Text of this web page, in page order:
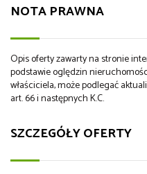
NOTA PRAWNA
Opis oferty zawarty na stronie
podstawie oględzin
właściciela, może podlegać
art. 66 i następnych K.C.
SZCZEGÓŁY OFERTY